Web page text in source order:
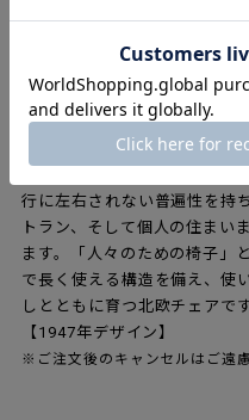
ーク家具の名作です。無垢材
み上げられたペーパーコード
への誠実さと、北欧家具なら
感じさせます。デザイナーで
「すべての人のための家具」
た“デザインの純度”が、この
行に左右されない普遍性を持
トラン、そして個人の住まい
ます。「人々のための椅子」
で長く使える構造を備え、使
しとともに育つ北欧チェアです
【1947年デザイン】
※ご注文後のキャンセルはご遠慮